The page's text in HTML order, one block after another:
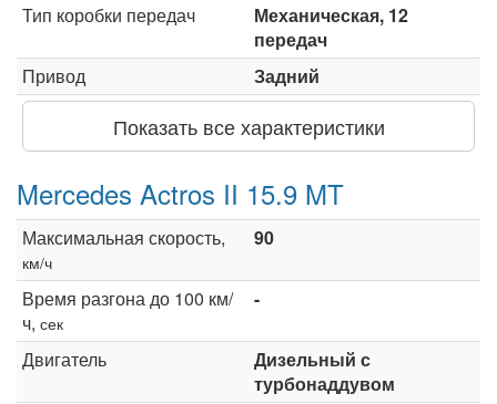
Тип коробки передач
Механическая, 12
передач
Привод
Задний
Показать все характеристики
Mercedes Actros II 15.9 MT
Максимальная скорость,
км/ч
90
Время разгона до 100 км/
ч, сек
-
Двигатель
Дизельный с
турбонаддувом